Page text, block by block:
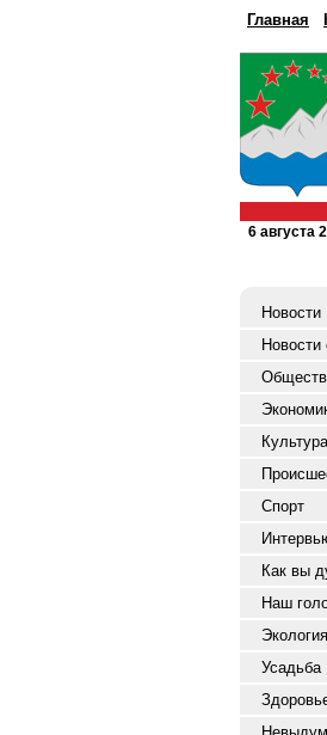
Главная
6 августа
Новости
Новости
Спорт
Как вы
Наш
Усадьба